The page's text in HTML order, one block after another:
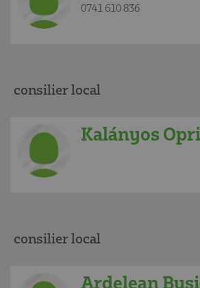
0741 610 836
consilier local
Kalányos Opri
consilier local
Ardelean